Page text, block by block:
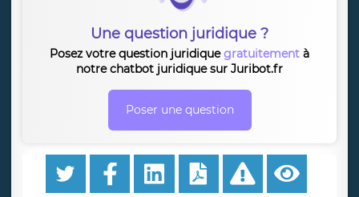
Une question juridique ?
Posez votre question juridiquegratuitement à
notre chatbot juridique sur Juribot.fr
Poser une question